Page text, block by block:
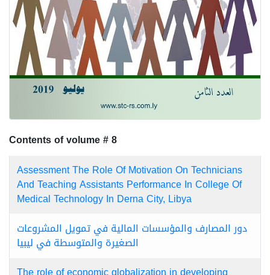
Contents of volume # 8
Assessment The Role Of Motivation On Technicians
And Teaching Assistants Performance In College Of
Medical Technology In Derna City, Libya
دور المصارف والمؤسسات المالية في تمويل المشروعات
الصغيرة والمتوسطة في ليبيا